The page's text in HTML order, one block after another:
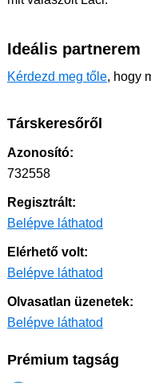
Ideális partnerem
Kérdezd meg tőle, hogy
Társkeresőről
Azonosító:
732558
Regisztrált:
Belépve láthatod
Elérhető volt:
Belépve láthatod
Olvasatlan üzenetek:
Belépve láthatod
Prémium tagság